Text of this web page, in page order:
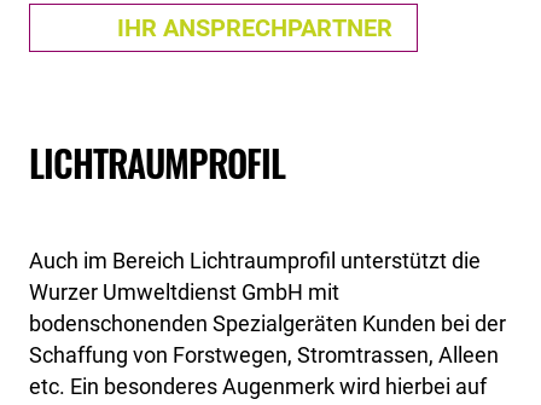
IHR ANSPRECHPARTNER
LICHTRAUMPROFIL
Auch im Bereich Lichtraumprofil unterstützt die
Wurzer Umweltdienst GmbH mit
bodenschonenden Spezialgeräten Kunden bei der
Schaffung von Forstwegen, Stromtrassen, Alleen
etc. Ein besonderes Augenmerk wird hierbei auf